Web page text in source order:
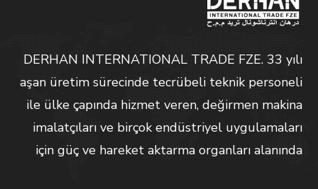
DERHAN INTERNATIONAL TRADE FZE. 33 yılı
aşan üretim sürecinde tecrübeli teknik personeli
ile ülke çapında hizmet veren, değirmen makina
imalatçıları ve birçok endüstriyel uygulamaları
için güç ve hareket aktarma organları alanında